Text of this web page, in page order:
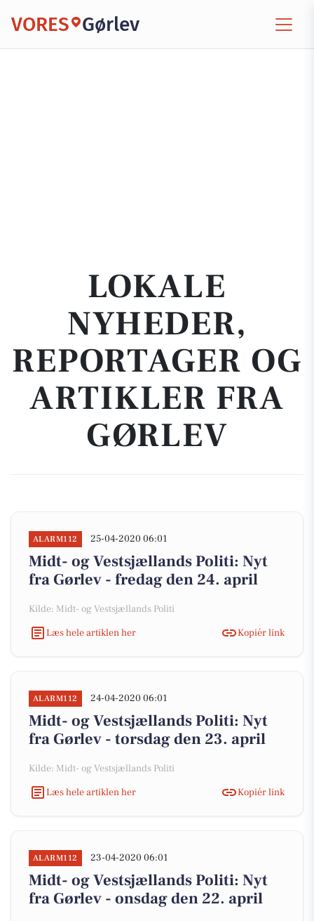
VORES Gørlev
LOKALE
NYHEDER,
REPORTAGER OG
ARTIKLER FRA
GØRLEV
ALARM112 25-04-2020 06:01
Midt- og Vestsjællands Politi: Nyt
fra Gørlev - fredag den 24. april
Kilde: Midt- og Vestsjællands Politi
Læs hele artiklen her
Kopiér link
ALARM112 24-04-2020 06:01
Midt- og Vestsjællands Politi: Nyt
fra Gørlev - torsdag den 23. april
Kilde: Midt- og Vestsjællands Politi
Læs hele artiklen her
Kopiér link
ALARM112 23-04-2020 06:01
Midt- og Vestsjællands Politi: Nyt
fra Gørlev - onsdag den 22. april